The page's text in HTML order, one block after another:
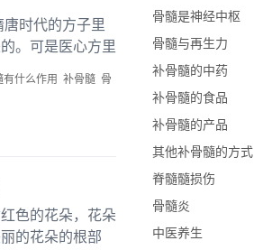
时代的方子里
。可是医心方里
有什么作用 补骨髓 骨
色的花朵，花朵
的花朵的根部
骨髓是神经中枢
骨髓与再生力
补骨髓的中药
补骨髓的食品
补骨髓的产品
其他补骨髓的方式
脊髓髓损伤
骨髓炎
中医养生